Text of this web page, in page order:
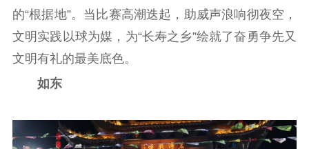
电影创作 电影市场
机关党建
紫金人才 职称评审
的“根据地”。当比赛高潮迭起，助威声浪响彻夜空，
文明实践以球为媒，为“长寿之乡”绘就了奋勇争先又
文明有礼的最美底色。
如东